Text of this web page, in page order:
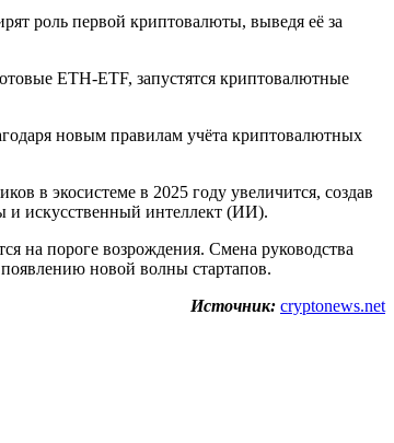
роль первой криптовалюты, выведя её за
ETH-ETF, запустятся криптовалютные
новым правилам учёта криптовалютных
в экосистеме в 2025 году увеличится, создав
и искусственный интеллект (ИИ).
на пороге возрождения. Смена руководства
новой волны стартапов.
Источник: cryptonews.net